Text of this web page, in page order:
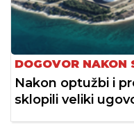
DOGOVOR NAKON
Nakon optužbi i
sklopili veliki